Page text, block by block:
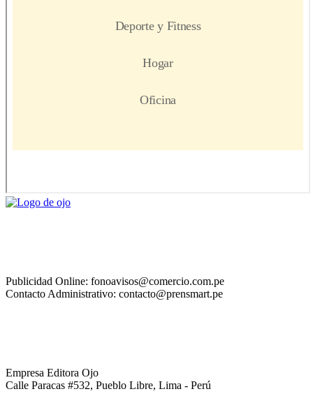
Publicidad Online: fonoavisos@comercio.com.pe
Contacto Administrativo: contacto@prensmart.pe
Empresa Editora Ojo
Calle Paracas #532, Pueblo Libre, Lima - Perú